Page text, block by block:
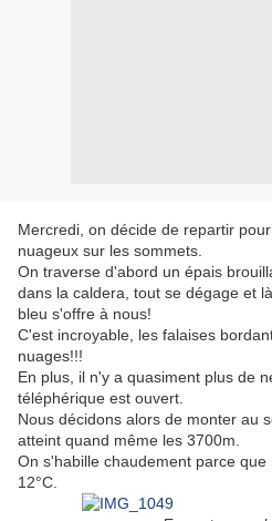
Mercredi, on décide de repartir
nuageux sur les sommets.
On traverse d'abord un épais
dans la caldera, tout se dégage et
bleu s'offre à nous!
C'est incroyable, les falaises
nuages!!!
En plus, il n'y a quasiment plus de
téléphérique est ouvert.
Nous décidons alors de monter au
atteint quand même les 3700m.
On s'habille chaudement parce
12°C.